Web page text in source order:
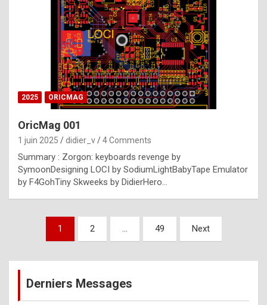
s
t
p
h
o
n
y
l
e
x
a
2025 ORICMAG
OricMag 001
1 juin 2025 didier_v 4 Comments
Summary : Zorgon: keyboards revenge by
SymoonDesigning LOCI by SodiumLightBabyTape Emulator
by F4GohTiny Skweeks by DidierHero…
Pagination
publications
1 2 … 49 Next
Derniers Messages